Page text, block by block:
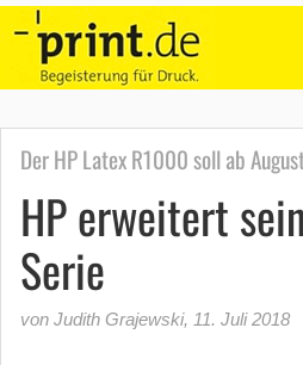
Der HP Latex R1000 soll ab
HP erweitert
Serie
von Judith Grajewski, 11. Juli 2018